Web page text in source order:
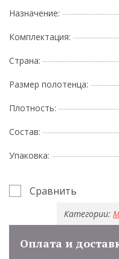
Назначение:
Комплектация:
Страна:
Размер полотенца:
Плотность:
Состав:
Упаковка:
Сравнить
Категории:
Оплата и